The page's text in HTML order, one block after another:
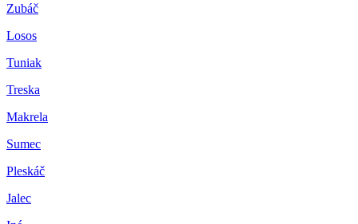
Zubáč
Losos
Tuniak
Treska
Makrela
Sumec
Pleskáč
Jalec